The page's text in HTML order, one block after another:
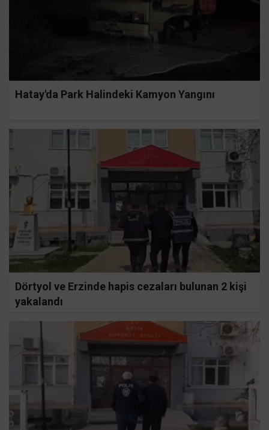
Hatay'da Park Halindeki Kamyon Yangını
Dörtyol ve Erzinde hapis cezaları bulunan 2 kişi
yakalandı